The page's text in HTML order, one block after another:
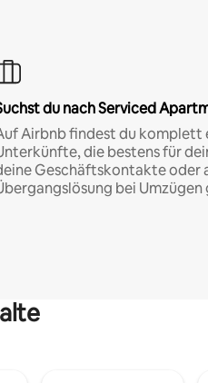
du nach Serviced
Airbnb findest du
die bestens für
Geschäftskontakte oder
bei Umzügen